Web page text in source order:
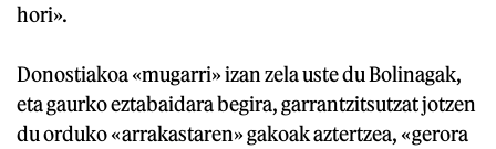
hori».
Donostiakoa «mugarri» izan zela uste du Bolinagak,
eta gaurko eztabaidara begira, garrantzitsutzat jotzen
du orduko «arrakastaren» gakoak aztertzea, «gerora